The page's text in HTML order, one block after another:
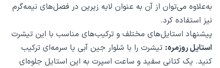
به‌علاوه می‌توان از آن به عنوان لایه زیرین در فصل‌های نیمه‌گرم
نیز استفاده کرد.
پیشنهاد استایل‌های مختلف و ترکیب‌های مناسب با این تیشرت
استایل روزمره: تیشرت را با شلوار جین آبی یا سرمه‌ای ترکیب
کنید. یک کتانی سفید و ساعت اسپرت به این استایل جلوه‌ای